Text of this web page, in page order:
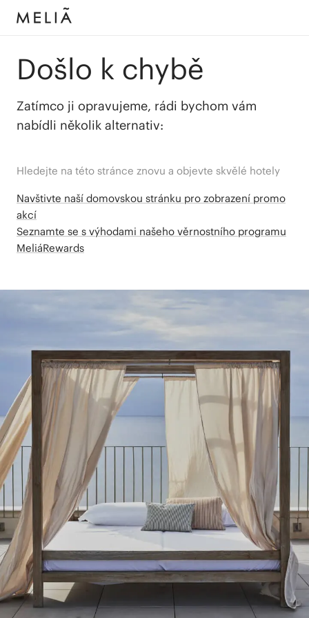
Došlo k chybě
Zatímco ji opravujeme, rádi bychom vám
nabídli několik alternativ:
Hledejte na této stránce znovu a objevte skvělé hotely
Navštivte naší domovskou stránku pro zobrazení promo
akcí
Seznamte se s výhodami našeho věrnostního programu
MeliáRewards